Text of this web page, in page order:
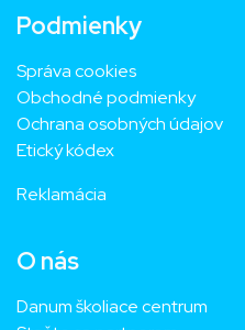
Podmienky
Správa cookies
Obchodné podmienky
Ochrana osobných údajov
Etický kódex
Reklamácia
O nás
Danum školiace centrum